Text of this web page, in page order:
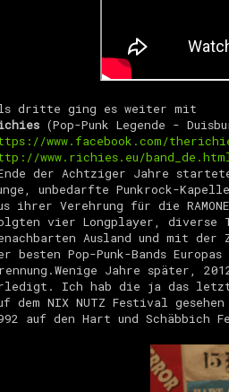
dritte ging es weiter mit
(Pop-Punk Legende -
www.facebook.com/
www.richies.eu/
der Achtziger Jahre
unbedarfte Punkrock-
ihrer Verehrung für die
vier Longplayer, diverse
Ausland und mit
besten Pop-Punk-Bands
Wenige Jahre später,
Ich hab die ja das letzte
dem NIX NUTZ Festival
auf den Hart und Schäbbich